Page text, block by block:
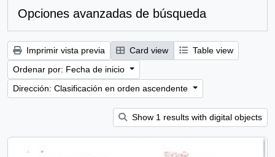
Opciones avanzadas de búsqueda
Imprimir vista previa Card view
Table view
Ordenar por: Fecha de inicio
Dirección: Clasificación en orden ascendente
Show 1 results with digital objects